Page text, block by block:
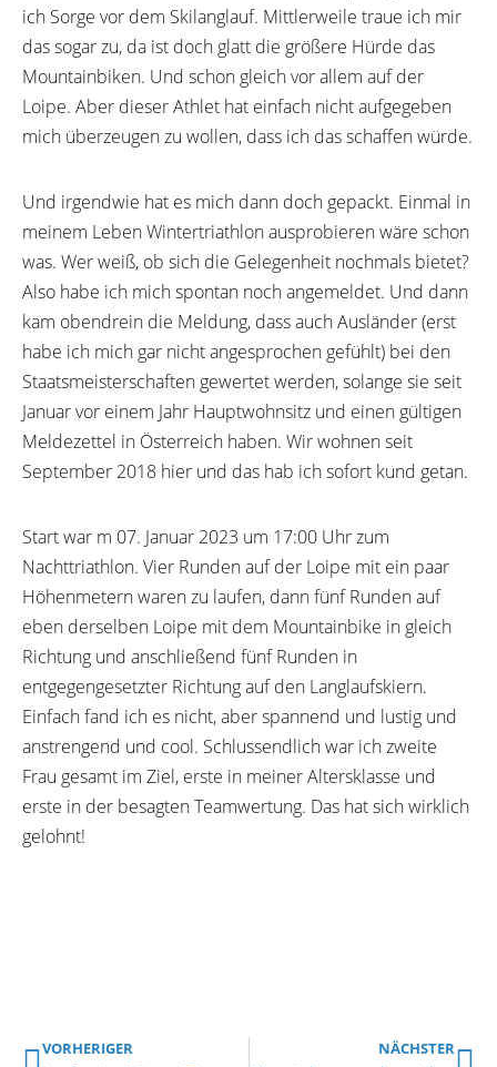
ich Sorge vor dem Skilanglauf. Mittlerweile traue ich mir
das sogar zu, da ist doch glatt die größere Hürde das
Mountainbiken. Und schon gleich vor allem auf der
Loipe. Aber dieser Athlet hat einfach nicht aufgegeben
mich überzeugen zu wollen, dass ich das schaffen würde.
Und irgendwie hat es mich dann doch gepackt. Einmal in
meinem Leben Wintertriathlon ausprobieren wäre schon
was. Wer weiß, ob sich die Gelegenheit nochmals bietet?
Also habe ich mich spontan noch angemeldet. Und dann
kam obendrein die Meldung, dass auch Ausländer (erst
habe ich mich gar nicht angesprochen gefühlt) bei den
Staatsmeisterschaften gewertet werden, solange sie seit
Januar vor einem Jahr Hauptwohnsitz und einen gültigen
Meldezettel in Österreich haben. Wir wohnen seit
September 2018 hier und das hab ich sofort kund getan.
Start war m 07. Januar 2023 um 17:00 Uhr zum
Nachttriathlon. Vier Runden auf der Loipe mit ein paar
Höhenmetern waren zu laufen, dann fünf Runden auf
eben derselben Loipe mit dem Mountainbike in gleich
Richtung und anschließend fünf Runden in
entgegengesetzter Richtung auf den Langlaufskiern.
Einfach fand ich es nicht, aber spannend und lustig und
anstrengend und cool. Schlussendlich war ich zweite
Frau gesamt im Ziel, erste in meiner Altersklasse und
erste in der besagten Teamwertung. Das hat sich wirklich
gelohnt!
VORHERIGER NÄCHSTER
Home
Classes
Shop